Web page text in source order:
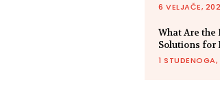
6 VELJAČE,
What Are the
Solutions for
1